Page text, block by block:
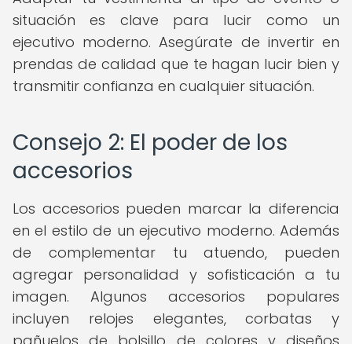
situación es clave para lucir como un
ejecutivo moderno. Asegúrate de invertir en
prendas de calidad que te hagan lucir bien y
transmitir confianza en cualquier situación.
Consejo 2: El poder de los
accesorios
Los accesorios pueden marcar la diferencia
en el estilo de un ejecutivo moderno. Además
de complementar tu atuendo, pueden
agregar personalidad y sofisticación a tu
imagen. Algunos accesorios populares
incluyen relojes elegantes, corbatas y